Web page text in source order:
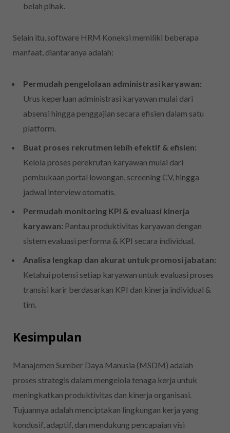
belah pihak.
Selain itu, software HRM Koneksi memiliki beberapa
manfaat, diantaranya adalah:
Permudah pengelolaan administrasi karyawan:
Urus keperluan administrasi karyawan mulai dari
absensi hingga penggajian secara efisien dalam satu
platform.
Buat proses rekrutmen lebih efektif & efisien:
Kelola proses perekrutan karyawan mulai dari
pembukaan portal lowongan, screening CV, hingga
jadwal interview otomatis.
Permudah monitoring KPI & evaluasi kinerja
karyawan: Pantau produktivitas karyawan dengan
sistem evaluasi performa & KPI secara individual.
Analisa lengkap dan akurat untuk promosi jabatan:
Ketahui potensi setiap karyawan untuk evaluasi proses
transisi karir berdasarkan KPI dan kinerja individual &
tim.
Kesimpulan
Manajemen Sumber Daya Manusia (MSDM) adalah
proses strategis dalam mengelola tenaga kerja untuk
meningkatkan produktivitas dan kinerja organisasi.
Tujuannya adalah menciptakan lingkungan kerja yang
kondusif, adaptif, dan mendukung pencapaian visi